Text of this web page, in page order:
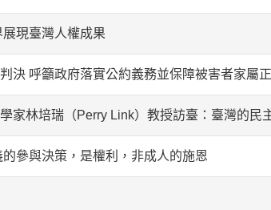
現臺灣人權成果
決 呼籲政府落實公約義務並保障被害者家屬
家林培瑞（Perry Link）教授訪臺：臺灣的民
參與決策，是權利，非成人的施恩